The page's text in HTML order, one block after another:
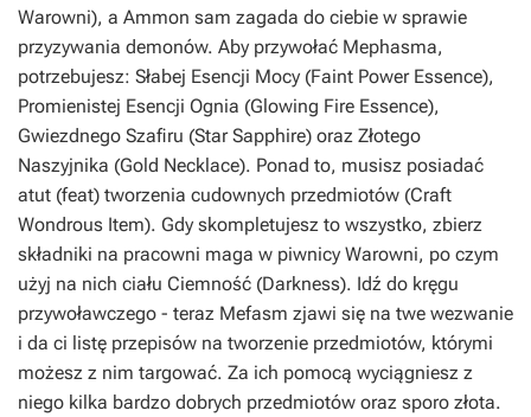
Warowni), a Ammon sam zagada do ciebie w sprawie
przyzywania demonów. Aby przywołać Mephasma,
potrzebujesz: Słabej Esencji Mocy (Faint Power Essence),
Promienistej Esencji Ognia (Glowing Fire Essence),
Gwiezdnego Szafiru (Star Sapphire) oraz Złotego
Naszyjnika (Gold Necklace). Ponad to, musisz posiadać
atut (feat) tworzenia cudownych przedmiotów (Craft
Wondrous Item). Gdy skompletujesz to wszystko, zbierz
składniki na pracowni maga w piwnicy Warowni, po czym
użyj na nich ciału Ciemność (Darkness). Idź do kręgu
przywoławczego - teraz Mefasm zjawi się na twe wezwanie
i da ci listę przepisów na tworzenie przedmiotów, którymi
możesz z nim targować. Za ich pomocą wyciągniesz z
niego kilka bardzo dobrych przedmiotów oraz sporo złota.